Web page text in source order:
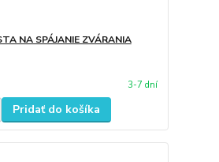
NA SPÁJANIE ZVÁRANIA
3-7 dní
Pridať do košíka